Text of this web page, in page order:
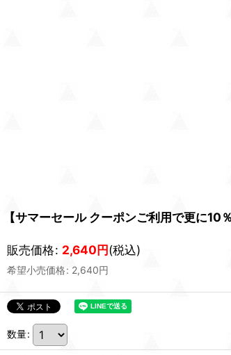
【サマーセール クーポンご利用で更に
販売価格: 2,640円(税込)
希望小売価格: 2,640円
数量: